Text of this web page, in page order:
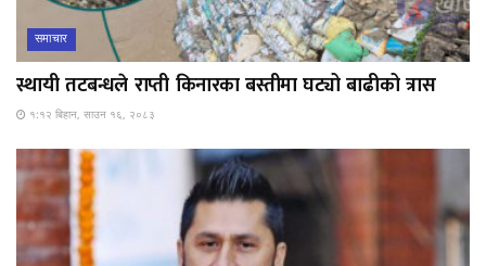
समाचार
स्थायी तटबन्धले राप्ती किनारका बस्तीमा घट्यो बाढीको त्रास
१:१२ बिहान, साउन १६, २०८३